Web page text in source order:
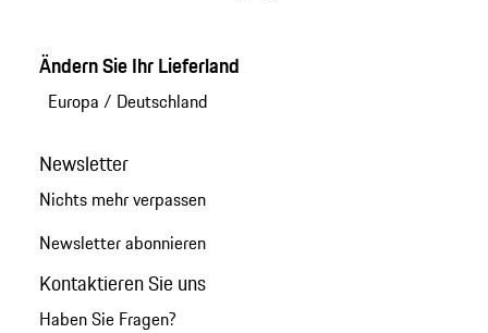
Ändern Sie Ihr Lieferland
Europa / Deutschland
Newsletter
Nichts mehr verpassen
Newsletter abonnieren
Kontaktieren Sie uns
Haben Sie Fragen?